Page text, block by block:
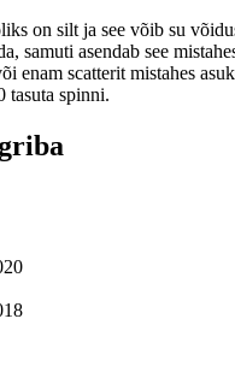
on silt ja see võib su
samuti asendab see
enam scatterit mistahes
tasuta spinni.